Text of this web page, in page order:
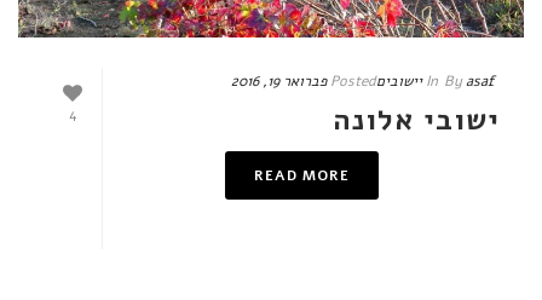
4
Byasaf
In יישוביםPosted פברואר 19, 2016
ישובי אלונה
READ MORE